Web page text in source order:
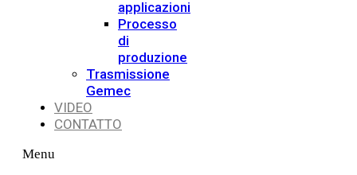
applicazioni
Processo
di
produzione
Trasmissione
Gemec
VIDEO
CONTATTO
Menu